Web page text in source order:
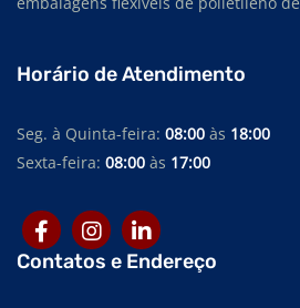
SACOS PLÁSTICOS EM POLIETILENO
SACOS PARA EMBALAGEM
SACOS PARA INDÚSTRIA TÊXTIL
SACOS PARA INDÚSTRIA ALIMENTÍCIA
SACOS PARA ALIMENTOS
Horário de Atendimento
Seg. à Quinta-feira: 08:00 às 18:00
Sexta-feira: 08:00 às 17:00
Contatos e Endereço